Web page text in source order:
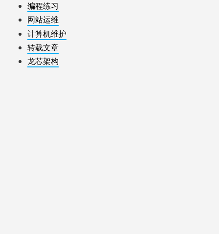
编程练习
网站运维
计算机维护
转载文章
龙芯架构